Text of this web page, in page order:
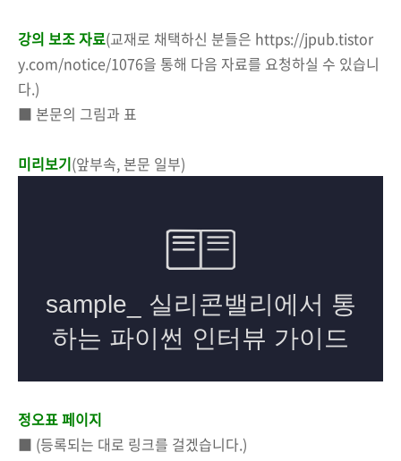
강의 보조 자료(교재로 채택하신 분들은 https://jpub.tistor
y.com/notice/1076을 통해 다음 자료를 요청하실 수 있습니
다.)
■ 본문의 그림과 표
미리보기(앞부속, 본문 일부)
정오표 페이지
■ (등록되는 대로 링크를 걸겠습니다.)